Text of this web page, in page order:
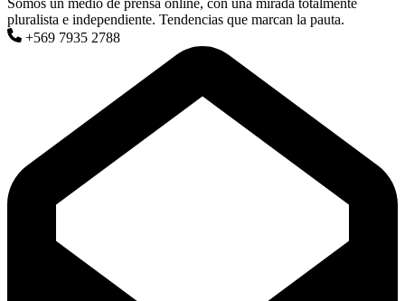
Somos un medio de prensa online, con una mirada totalmente
pluralista e independiente. Tendencias que marcan la pauta.
+569 7935 2788